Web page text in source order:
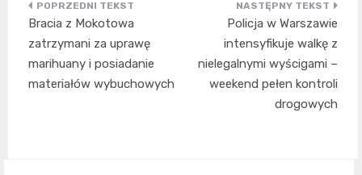
Nawigacja
wpisu
Bracia z Mokotowa
zatrzymani za uprawę
marihuany i posiadanie
materiałów wybuchowych
Policja w Warszawie
intensyfikuje walkę z
nielegalnymi wyścigami –
weekend pełen kontroli
drogowych